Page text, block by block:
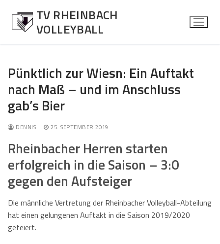
Inhalt
springen
TV RHEINBACH
VOLLEYBALL
News
Allgemein
Spielberichte
Herren
Über die Mannschaft
Kontaktformular
Damen
Über die Mannschaft
Kontaktformular
Mixed
Über die Mannschaft
Kontaktformular
Über die Mannschaft
Fotos
Pünktlich zur Wiesn: Ein Auftakt
nach Maß – und im Anschluss
gab’s Bier
DENNIS 25. SEPTEMBER 2019
Rheinbacher Herren starten
erfolgreich in die Saison – 3:0
gegen den Aufsteiger
Die männliche Vertretung der Rheinbacher Volleyball-Abteilung
hat einen gelungenen Auftakt in die Saison 2019/2020
gefeiert.